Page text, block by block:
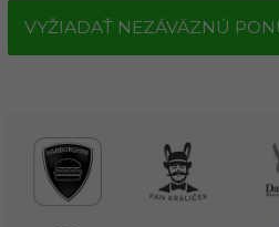
VYŽIADAŤ NEZÁVÄZNÚ